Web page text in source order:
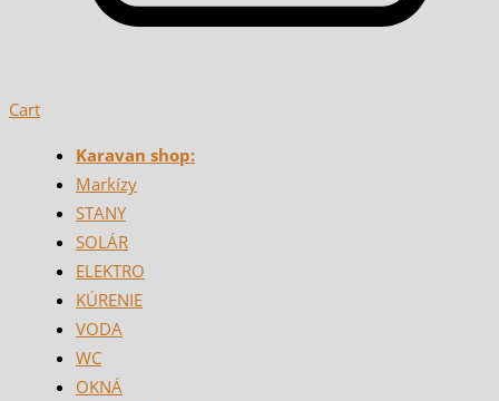
Cart
Karavan shop:
Markízy
STANY
SOLÁR
ELEKTRO
KÚRENIE
VODA
WC
OKNÁ